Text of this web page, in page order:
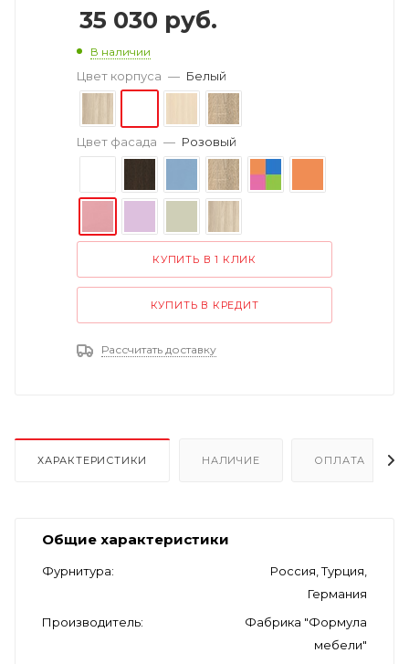
35 030 руб.
В наличии
Цвет корпуса — Белый
Цвет фасада — Розовый
КУПИТЬ В 1 КЛИК
КУПИТЬ В КРЕДИТ
Рассчитать доставку
ХАРАКТЕРИСТИКИ НАЛИЧИЕ ОПЛАТА
Общие характеристики
Фурнитура
Россия, Турция,
Германия
Производитель
Фабрика "Формула
мебели"